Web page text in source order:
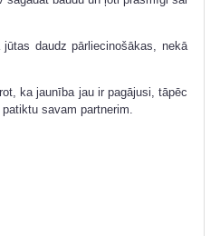
daudz pārliecinošākas, nekā
ka jaunība jau ir pagājusi, tāpēc
patiktu savam partnerim.